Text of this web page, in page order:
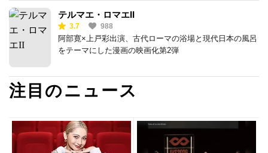
テルマエ・ロマエII
3.7 988
阿部寛×上戸彩出演、古代ローマの浴場と現代日本の風呂
をテーマにした漫画の映画化第2弾
注目のニュース